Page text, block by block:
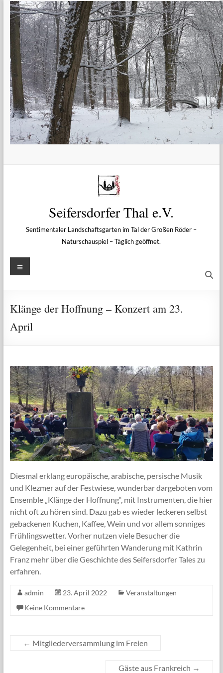
Zum
Inhalt
springen
Seifersdorfer Thal e.V.
Sentimentaler Landschaftsgarten im Tal der Großen Röder –
Naturschauspiel – Täglich geöffnet.
Menü
Klänge der Hoffnung – Konzert am 23.
April
Diesmal erklang europäische, arabische, persische Musik
und Klezmer auf der Festwiese, wunderbar dargeboten vom
Ensemble „Klänge der Hoffnung“, mit Instrumenten, die hier
nicht oft zu hören sind. Dazu gab es wieder leckeren selbst
gebackenen Kuchen, Kaffee, Wein und vor allem sonniges
Frühlingswetter. Vorher nutzen viele Besucher die
Gelegenheit, bei einer geführten Wanderung mit Kathrin
Franz mehr über die Geschichte des Seifersdorfer Tales zu
erfahren.
admin 23. April 2022
Veranstaltungen
Keine Kommentare
← Mitgliederversammlung im Freien
Gäste aus Frankreich →